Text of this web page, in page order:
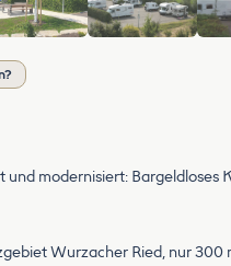
modernisiert: Bargeldloses
Wurzacher Ried, nur